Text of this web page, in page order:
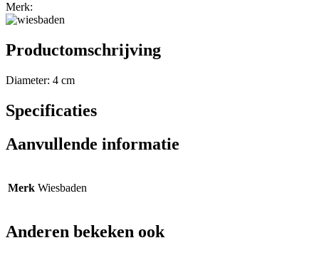
Merk:
Productomschrijving
Diameter: 4 cm
Specificaties
Aanvullende informatie
Merk Wiesbaden
Anderen bekeken ook